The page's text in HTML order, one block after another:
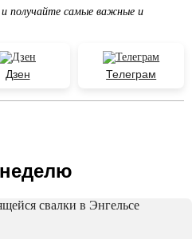
получайте самые важные и
Дзен Телеграм